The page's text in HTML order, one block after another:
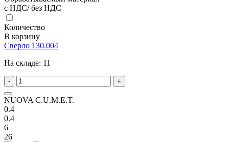
с НДС/ без НДС
Количество
В корзину
Сверло 130.004
На складе: 11
- +
NUOVA C.U.M.E.T.
0.4
0.4
6
26